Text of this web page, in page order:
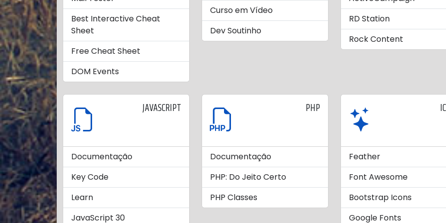
Best Interactive Cheat
Sheet
Free Cheat Sheet
DOM Events
Curso em Vídeo
Dev Soutinho
RD Station
Rock Content
JAVASCRIPT
Documentação
Key Code
Learn
JavaScript 30
PHP
Documentação
PHP: Do Jeito Certo
PHP Classes
Feather
Font Awesome
Bootstrap Icons
Google Fonts